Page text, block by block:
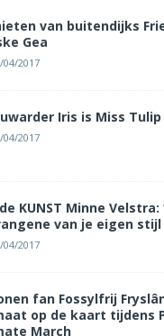
van buitendijks
Gea
04/2017
Iris is Miss Tulip
04/2017
KUNST Minne Velstra:
van je eigen stijl
04/2017
fan Fossylfrij
op de kaart tijdens
March